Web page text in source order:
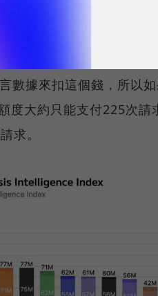
令模型跑500次，來到
額外費用；現在，這20
數據來扣這個錢，所以
度大約只能支付225次請
求。